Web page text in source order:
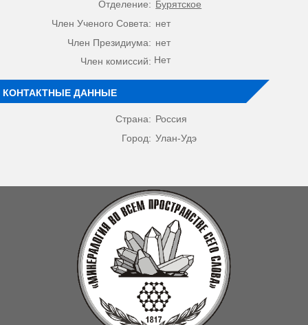
Отделение: Бурятское
Член Ученого Совета: нет
Член Президиума: нет
Член комиссий: Нет
КОНТАКТНЫЕ ДАННЫЕ
Страна: Россия
Город: Улан-Удэ